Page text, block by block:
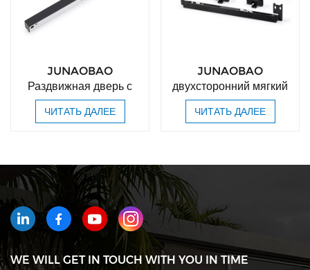
JUNAOBAO
Раздвижная дверь с
мягким закрытием
Гидравлические
Бесшумное
демпфирование
ЧИТАТЬ ДАЛЕЕ
JUNAOBAO
двухсторонний мягкий
доводчик для двери
амбара
ЧИТАТЬ ДАЛЕЕ
WE WILL GET IN TOUCH WITH YOU IN TIME